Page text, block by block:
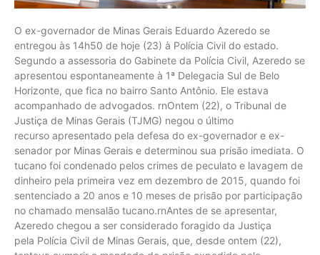
O ex-governador de Minas Gerais Eduardo Azeredo se
entregou às 14h50 de hoje (23) à Polícia Civil do estado.
Segundo a assessoria do Gabinete da Polícia Civil, Azeredo se
apresentou espontaneamente à 1ª Delegacia Sul de Belo
Horizonte, que fica no bairro Santo Antônio. Ele estava
acompanhado de advogados. rnOntem (22), o Tribunal de
Justiça de Minas Gerais (TJMG) negou o último
recurso apresentado pela defesa do ex-governador e ex-
senador por Minas Gerais e determinou sua prisão imediata. O
tucano foi condenado pelos crimes de peculato e lavagem de
dinheiro pela primeira vez em dezembro de 2015, quando foi
sentenciado a 20 anos e 10 meses de prisão por participação
no chamado mensalão tucano.rnAntes de se apresentar,
Azeredo chegou a ser considerado foragido da Justiça
pela Polícia Civil de Minas Gerais, que, desde ontem (22),